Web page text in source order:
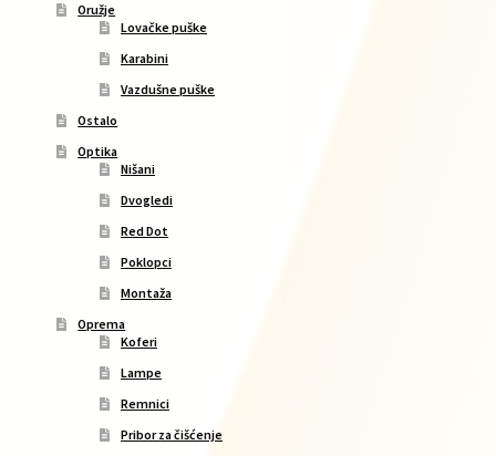
Oružje
Lovačke puške
Karabini
Vazdušne puške
Ostalo
Optika
Nišani
Dvogledi
Red Dot
Poklopci
Montaža
Oprema
Koferi
Lampe
Remnici
Pribor za čišćenje